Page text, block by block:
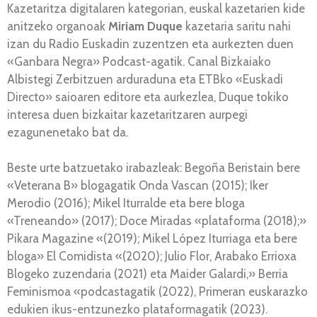
Kazetaritza digitalaren kategorian, euskal kazetarien kide
anitzeko organoak Miriam Duque kazetaria saritu nahi
izan du Radio Euskadin zuzentzen eta aurkezten duen
«Ganbara Negra» Podcast-agatik. Canal Bizkaiako
Albistegi Zerbitzuen arduraduna eta ETBko «Euskadi
Directo» saioaren editore eta aurkezlea, Duque tokiko
interesa duen bizkaitar kazetaritzaren aurpegi
ezagunenetako bat da.
Beste urte batzuetako irabazleak: Begoña Beristain bere
«Veterana B» blogagatik Onda Vascan (2015); Iker
Merodio (2016); Mikel Iturralde eta bere bloga
«Treneando» (2017); Doce Miradas «plataforma (2018);»
Pikara Magazine «(2019); Mikel López Iturriaga eta bere
bloga» El Comidista «(2020); Julio Flor, Arabako Errioxa
Blogeko zuzendaria (2021) eta Maider Galardi,» Berria
Feminismoa «podcastagatik (2022), Primeran euskarazko
edukien ikus-entzunezko plataformagatik (2023).